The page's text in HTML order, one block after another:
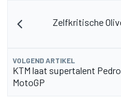
Zelfkritische
VOLGEND ARTIKEL
KTM laat supertalent
MotoGP